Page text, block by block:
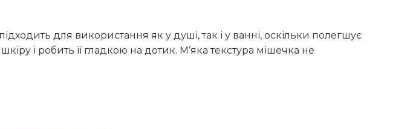
для використання як у душі, так і у ванні, оскільки полегшує
і робить її гладкою на дотик. М’яка текстура мішечка не